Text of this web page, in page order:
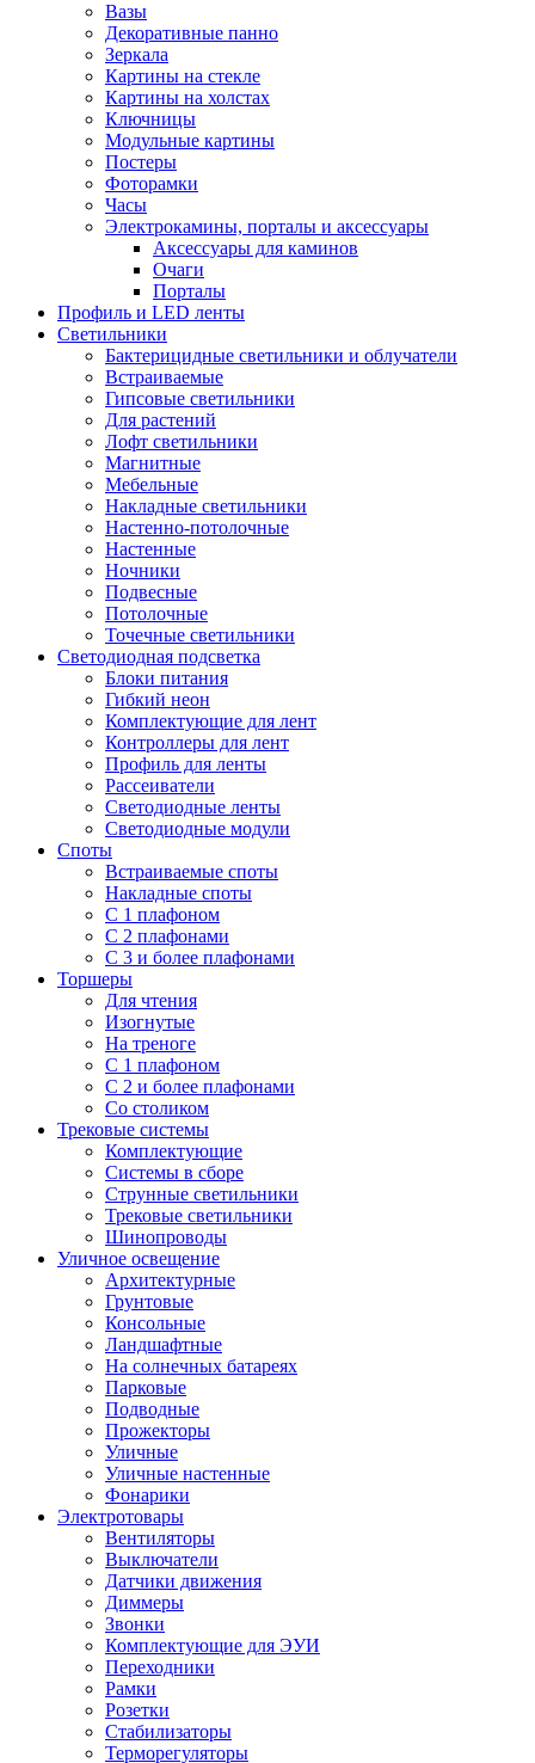
Вазы
Декоративные панно
Зеркала
Картины на стекле
Картины на холстах
Ключницы
Модульные картины
Постеры
Фоторамки
Часы
Электрокамины, порталы и аксессуары
Аксессуары для каминов
Очаги
Порталы
Профиль и LED ленты
Светильники
Бактерицидные светильники и облучатели
Встраиваемые
Гипсовые светильники
Для растений
Лофт светильники
Магнитные
Мебельные
Накладные светильники
Настенно-потолочные
Настенные
Ночники
Подвесные
Потолочные
Точечные светильники
Светодиодная подсветка
Блоки питания
Гибкий неон
Комплектующие для лент
Контроллеры для лент
Профиль для ленты
Рассеиватели
Светодиодные ленты
Светодиодные модули
Споты
Встраиваемые споты
Накладные споты
С 1 плафоном
С 2 плафонами
С 3 и более плафонами
Торшеры
Для чтения
Изогнутые
На треноге
С 1 плафоном
С 2 и более плафонами
Со столиком
Трековые системы
Комплектующие
Системы в сборе
Струнные светильники
Трековые светильники
Шинопроводы
Уличное освещение
Архитектурные
Грунтовые
Консольные
Ландшафтные
На солнечных батареях
Парковые
Подводные
Прожекторы
Уличные
Уличные настенные
Фонарики
Электротовары
Вентиляторы
Выключатели
Датчики движения
Диммеры
Звонки
Комплектующие для ЭУИ
Переходники
Рамки
Розетки
Стабилизаторы
Терморегуляторы